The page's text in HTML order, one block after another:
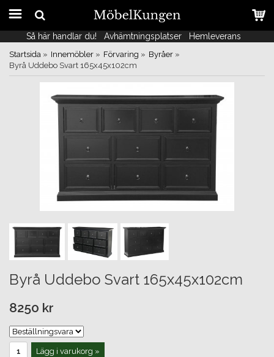
Så här handlar du! Avhämtningsplatser Hemleverans
Så här handlar du! Avhämtningsplatser Hemleverans
Startsida » Innemöbler » Förvaring » Byråer »
Byrå Uddebo Svart 165x45x102cm
Byrå Uddebo Svart 165x45x102cm
8250 kr
Lägg i varukorg »